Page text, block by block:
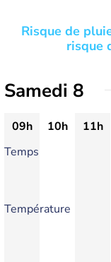
Risque de
risque
Samedi 8
09h 10h 11h
Temps
Température